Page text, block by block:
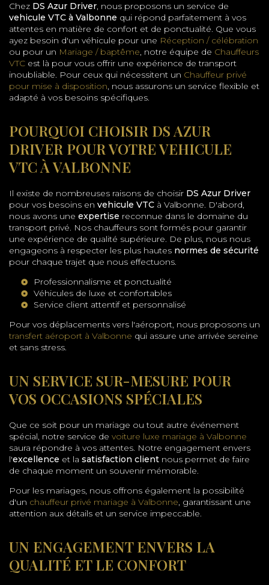
Chez DS Azur Driver, nous proposons un service de
vehicule VTC à Valbonne qui répond parfaitement à vos
attentes en matière de confort et de ponctualité. Que vous
ayez besoin d'un véhicule pour une Réception / célébration
ou pour un Mariage / baptême, notre équipe de Chauffeurs
VTC est là pour vous offrir une expérience de transport
inoubliable. Pour ceux qui nécessitent un Chauffeur privé
pour mise à disposition, nous assurons un service flexible et
adapté à vos besoins spécifiques.
POURQUOI CHOISIR DS AZUR
DRIVER POUR VOTRE VEHICULE
VTC À VALBONNE
Il existe de nombreuses raisons de choisir DS Azur Driver
pour vos besoins en vehicule VTC à Valbonne. D'abord,
nous avons une expertise reconnue dans le domaine du
transport privé. Nos chauffeurs sont formés pour garantir
une expérience de qualité supérieure. De plus, nous nous
engageons à respecter les plus hautes normes de sécurité
pour chaque trajet que nous effectuons.
Professionnalisme et ponctualité
Véhicules de luxe et confortables
Service client attentif et personnalisé
Pour vos déplacements vers l'aéroport, nous proposons un
transfert aéroport à Valbonne qui assure une arrivée sereine
et sans stress.
UN SERVICE SUR-MESURE POUR
VOS OCCASIONS SPÉCIALES
Que ce soit pour un mariage ou tout autre événement
spécial, notre service de voiture luxe mariage à Valbonne
saura répondre à vos attentes. Notre engagement envers
l'excellence et la satisfaction client nous permet de faire
de chaque moment un souvenir mémorable.
Pour les mariages, nous offrons également la possibilité
d'un chauffeur privé mariage à Valbonne, garantissant une
attention aux détails et un service impeccable.
UN ENGAGEMENT ENVERS LA
QUALITÉ ET LE CONFORT